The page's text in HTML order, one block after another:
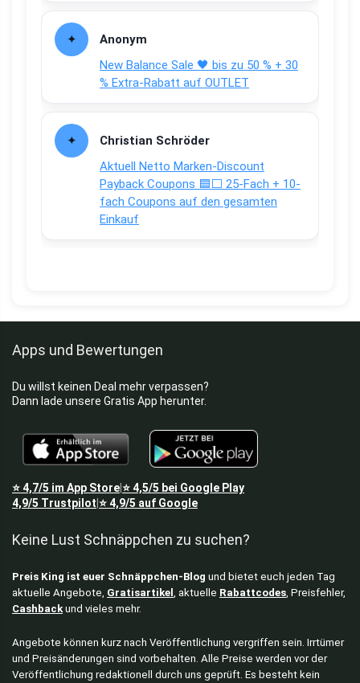
Anonym
New Balance Sale 🖤 bis zu 50 % + 30
% Extra-Rabatt auf OUTLET
Christian Schröder
Aktuell Netto Marken-Discount
Payback Coupons 🟦⬜ 25-Fach + 10-
fach Coupons auf den gesamten
Einkauf
Apps und Bewertungen
Du willst keinen Deal mehr verpassen?
Dann lade unsere Gratis App herunter.
⭐4,7/5 im App Store⭐4,5/5 bei Google Play
4,9/5 Trustpilot ⭐4,9/5 auf Google
Keine Lust Schnäppchen zu suchen?
Preis King ist euer Schnäppchen-Blog und bietet euch jeden Tag
aktuelle Angebote, Gratisartikel , aktuelle Rabattcodes , Preisfehler,
Cashback und vieles mehr.
Angebote können kurz nach Veröffentlichung vergriffen sein. Irrtümer
und Preisänderungen sind vorbehalten. Alle Preise werden vor der
Veröffentlichung redaktionell durch uns geprüft. Es besteht kein